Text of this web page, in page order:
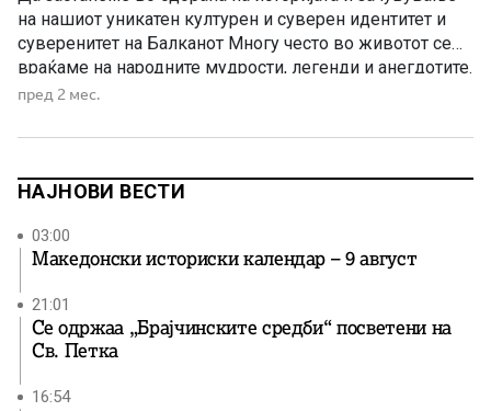
на нашиот уникатен културен и суверен идентитет и
суверенитет на Балканот Многу често во животот се
враќаме на народните мудрости, легенди и анегдотите.
Анегдотата е кратка, привлечна приказна за вистински
тие обично се користат во разговори, говори или
пред 2 мес.
НАЈНОВИ ВЕСТИ
03:00
Македонски историски календар – 9 август
21:01
Се одржаа „Брајчинските средби“ посветени на
Св. Петка
16:54